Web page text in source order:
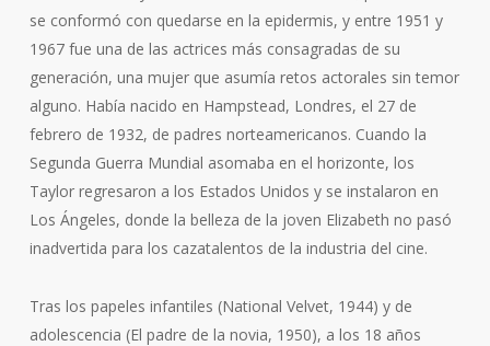
se conformó con quedarse en la epidermis, y entre 1951 y
1967 fue una de las actrices más consagradas de su
generación, una mujer que asumía retos actorales sin temor
alguno. Había nacido en Hampstead, Londres, el 27 de
febrero de 1932, de padres norteamericanos. Cuando la
Segunda Guerra Mundial asomaba en el horizonte, los
Taylor regresaron a los Estados Unidos y se instalaron en
Los Ángeles, donde la belleza de la joven Elizabeth no pasó
inadvertida para los cazatalentos de la industria del cine.
Tras los papeles infantiles (National Velvet, 1944) y de
adolescencia (El padre de la novia, 1950), a los 18 años